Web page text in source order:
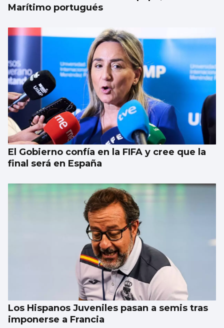
Marítimo portugués
El Gobierno confía en la FIFA y cree que la
final será en España
Los Hispanos Juveniles pasan a semis tras
imponerse a Francia